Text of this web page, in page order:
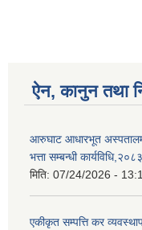
ऐन, कानुन तथा
आरुघाट आधारभूत अस्पतालमा
भत्ता सम्बन्धी कार्यविधि,२०८३
मिति: 07/24/2026 -
एकीकृत सम्पत्ति कर